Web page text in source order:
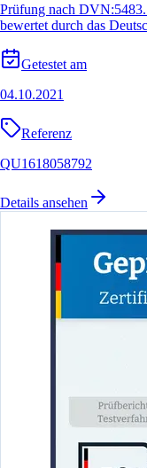
Prüfung nach
bewertet durch das
Getestet am
04.10.2021
Referenz
QU1618058792
Details ansehen